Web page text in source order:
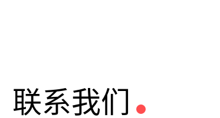
联系我们